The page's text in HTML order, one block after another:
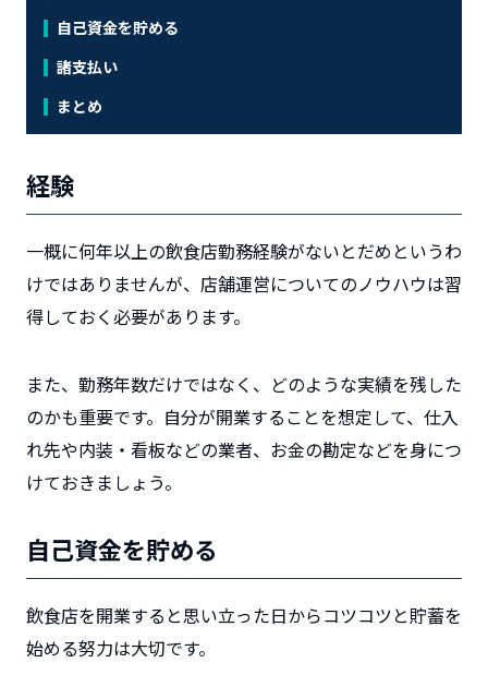
自己資金を貯める
諸支払い
まとめ
経験
一概に何年以上の飲食店勤務経験がないとだめというわ
けではありませんが、店舗運営についてのノウハウは習
得しておく必要があります。
また、勤務年数だけではなく、どのような実績を残した
のかも重要です。自分が開業することを想定して、仕入
れ先や内装・看板などの業者、お金の勘定などを身につ
けておきましょう。
自己資金を貯める
飲食店を開業すると思い立った日からコツコツと貯蓄を
始める努力は大切です。